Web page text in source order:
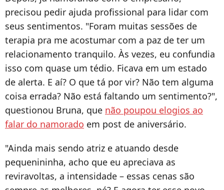
precisou pedir ajuda profissional para lidar com
seus sentimentos. "Foram muitas sessões de
terapia pra me acostumar com a paz de ter um
relacionamento tranquilo. Às vezes, eu confundia
isso com quase um tédio. Ficava em um estado
de alerta. E aí? O que tá por vir? Não tem alguma
coisa errada? Não está faltando um sentimento?",
questionou Bruna, que não poupou elogios ao
falar do namorado em post de aniversário.
"Ainda mais sendo atriz e atuando desde
pequenininha, acho que eu apreciava as
reviravoltas, a intensidade – essas cenas são